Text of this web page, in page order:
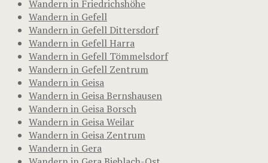
Wandern in Friedrichshöhe
Wandern in Gefell
Wandern in Gefell Dittersdorf
Wandern in Gefell Harra
Wandern in Gefell Tömmelsdorf
Wandern in Gefell Zentrum
Wandern in Geisa
Wandern in Geisa Bernshausen
Wandern in Geisa Borsch
Wandern in Geisa Weilar
Wandern in Geisa Zentrum
Wandern in Gera